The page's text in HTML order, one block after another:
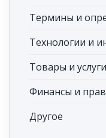
Термины и
Технологии и
Товары и услуги
Финансы и
Другое